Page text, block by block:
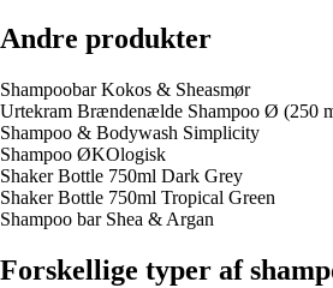
Andre produkter
Shampoobar Kokos & Sheasmør
Urtekram Brændenælde Shampoo Ø (250
Shampoo & Bodywash Simplicity
Shampoo ØKOlogisk
Shaker Bottle 750ml Dark Grey
Shaker Bottle 750ml Tropical Green
Shampoo bar Shea & Argan
Forskellige typer af